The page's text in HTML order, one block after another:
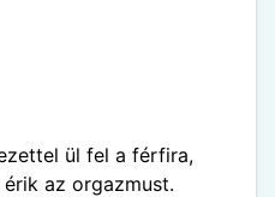
ül fel a férfira,
az orgazmust.